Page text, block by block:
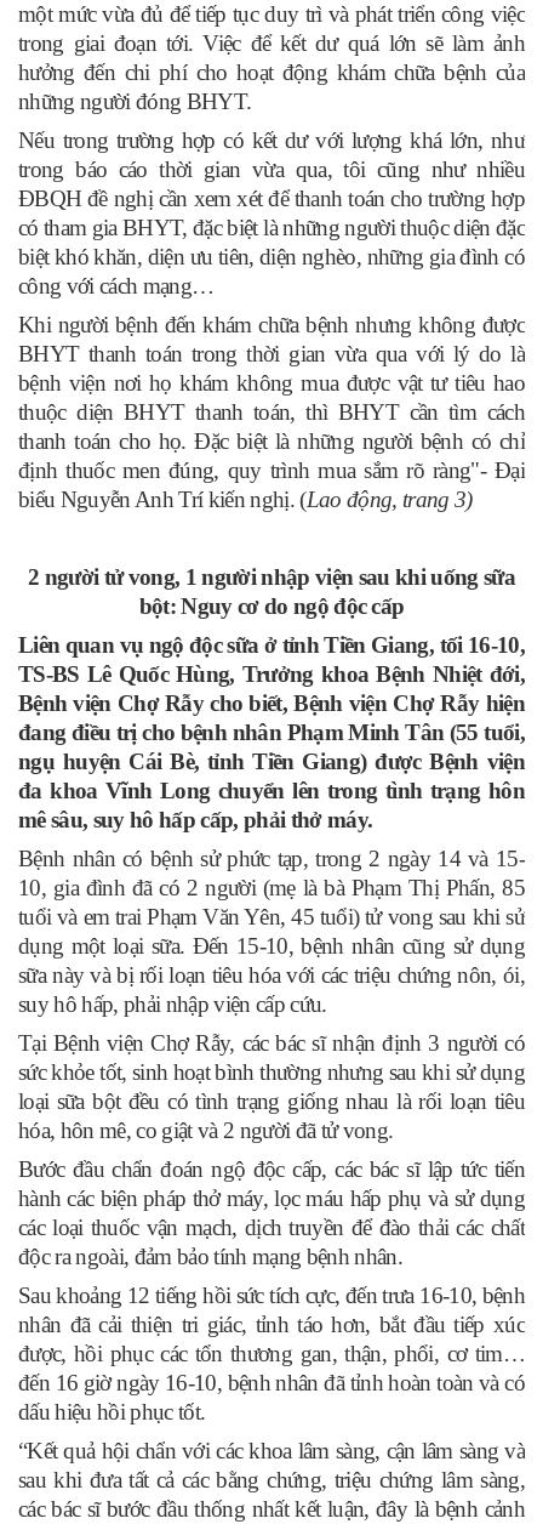
một mức vừa đủ để tiếp tục duy trì và phát triển công việc
trong giai đoạn tới. Việc để kết dư quá lớn sẽ làm ảnh
hưởng đến chi phí cho hoạt động khám chữa bệnh của
những người đóng BHYT.
Nếu trong trường hợp có kết dư với lượng khá lớn, như
trong báo cáo thời gian vừa qua, tôi cũng như nhiều
ĐBQH đề nghị cần xem xét để thanh toán cho trường hợp
có tham gia BHYT, đặc biệt là những người thuộc diện đặc
biệt khó khăn, diện ưu tiên, diện nghèo, những gia đình có
công với cách mạng…
Khi người bệnh đến khám chữa bệnh nhưng không được
BHYT thanh toán trong thời gian vừa qua với lý do là
bệnh viện nơi họ khám không mua được vật tư tiêu hao
thuộc diện BHYT thanh toán, thì BHYT cần tìm cách
thanh toán cho họ. Đặc biệt là những người bệnh có chỉ
định thuốc men đúng, quy trình mua sắm rõ ràng"- Đại
biểu Nguyễn Anh Trí kiến nghị. (Lao động, trang 3)
2 người tử vong, 1 người nhập viện sau khi uống sữa
bột: Nguy cơ do ngộ độc cấp
Liên quan vụ ngộ độc sữa ở tỉnh Tiền Giang, tối 16-10,
TS-BS Lê Quốc Hùng, Trưởng khoa Bệnh Nhiệt đới,
Bệnh viện Chợ Rẫy cho biết, Bệnh viện Chợ Rẫy hiện
đang điều trị cho bệnh nhân Phạm Minh Tân (55 tuổi,
ngụ huyện Cái Bè, tỉnh Tiền Giang) được Bệnh viện
đa khoa Vĩnh Long chuyển lên trong tình trạng hôn
mê sâu, suy hô hấp cấp, phải thở máy.
Bệnh nhân có bệnh sử phức tạp, trong 2 ngày 14 và 15-
10, gia đình đã có 2 người (mẹ là bà Phạm Thị Phấn, 85
tuổi và em trai Phạm Văn Yên, 45 tuổi) tử vong sau khi sử
dụng một loại sữa. Đến 15-10, bệnh nhân cũng sử dụng
sữa này và bị rối loạn tiêu hóa với các triệu chứng nôn, ói,
suy hô hấp, phải nhập viện cấp cứu.
Tại Bệnh viện Chợ Rẫy, các bác sĩ nhận định 3 người có
sức khỏe tốt, sinh hoạt bình thường nhưng sau khi sử dụng
loại sữa bột đều có tình trạng giống nhau là rối loạn tiêu
hóa, hôn mê, co giật và 2 người đã tử vong.
Bước đầu chẩn đoán ngộ độc cấp, các bác sĩ lập tức tiến
hành các biện pháp thở máy, lọc máu hấp phụ và sử dụng
các loại thuốc vận mạch, dịch truyền để đào thải các chất
độc ra ngoài, đảm bảo tính mạng bệnh nhân.
Sau khoảng 12 tiếng hồi sức tích cực, đến trưa 16-10, bệnh
nhân đã cải thiện tri giác, tỉnh táo hơn, bắt đầu tiếp xúc
được, hồi phục các tổn thương gan, thận, phổi, cơ tim…
đến 16 giờ ngày 16-10, bệnh nhân đã tỉnh hoàn toàn và có
dấu hiệu hồi phục tốt.
“Kết quả hội chẩn với các khoa lâm sàng, cận lâm sàng và
sau khi đưa tất cả các bằng chứng, triệu chứng lâm sàng,
các bác sĩ bước đầu thống nhất kết luận, đây là bệnh cảnh